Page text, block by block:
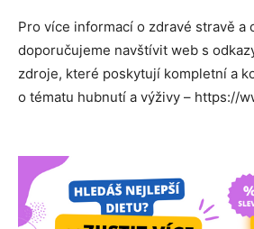
Pro více informací o zdravé stravě a
doporučujeme navštívit web s
zdroje, které poskytují kompletní a
o tématu hubnutí a výživy – https://